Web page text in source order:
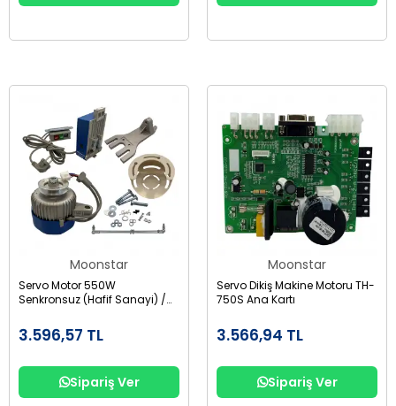
Moonstar
Servo Motor 550W
Senkronsuz (Hafif Sanayi) /
3.596,57 TL
Sipariş Ver
Moonstar
Servo Dikiş Makine Motoru TH-
750S Ana Kartı
3.566,94 TL
Sipariş Ver